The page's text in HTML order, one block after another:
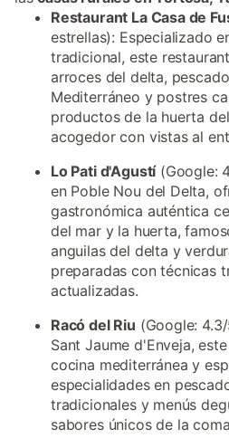
Restaurant La Casa de
estrellas): Especializado
tradicional, este
arroces del delta,
Mediterráneo y postres
productos de la huerta
acogedor con vistas al
Lo Pati d'Agustí(Google:
en Poble Nou del Delta,
gastronómica auténtica
del mar y la huerta,
anguilas del delta y
preparadas con técnicas
actualizadas.
Racó del Riu (Google:
Sant Jaume d'Enveja,
cocina mediterránea y
especialidades en
tradicionales y menús
sabores únicos de la